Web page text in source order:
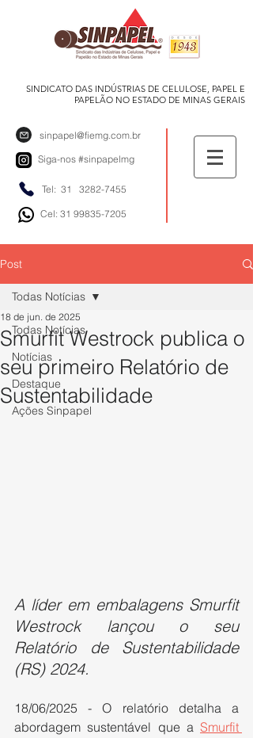
SINDICATO DAS INDÚSTRIAS DE CELULOSE, PAPEL E
PAPELÃO NO ESTADO DE MINAS GERAIS
sinpapel@fiemg.com.br
Siga-nos #sinpapelmg
Tel: 31 3282-7455
Cel: 31 99835-7205
Post
Todas Notícias
Notícias
Destaque
Ações Sinpapel
Todas Notícias
Smurfit Westrock publica o
seu primeiro Relatório de
Sustentabilidade
18 de jun. de 2025
A líder em embalagens Smurfit
Westrock lançou o seu
Relatório de Sustentabilidade
(RS) 2024.
18/06/2025 - O relatório detalha a
abordagem sustentável que a Smurfit